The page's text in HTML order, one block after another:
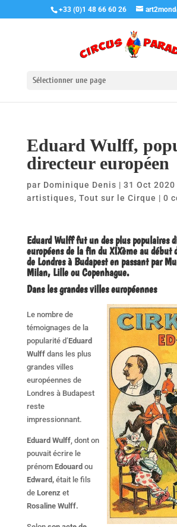
+33 (0)1 48 66 60 26
Sélectionner une page
Eduard Wulff,
directeur européen
par Dominique Denis | 31 Oct 2020
artistiques, Tout sur le Cirque | 0
Eduard Wulff fut un des plus populaires
européens de la fin du XIXème au début
de Londres à Budapest en passant par
Milan, Lille ou Copenhague.
Dans les grandes villes européennes
Le nombre de
témoignages de la
popularité d’Eduard
Wulffdans les plus
grandes villes
européennes de
Londres à Budapest
reste
impressionnant.
Eduard Wulff, dont on
pouvait écrire le
prénom Edouard ou
Edward, était le fils
de Lorenz et
Rosaline Wulff.